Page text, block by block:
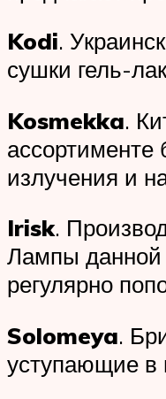
Kodi.
сушки гель-
Kosmekka.
излучения и
Irisk.
Лампы данной
регулярно
Solomeya.
уступающие в